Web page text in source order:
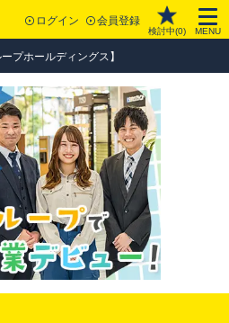
ログイン 会員登録
検討中(0) MENU
プホールディングス】